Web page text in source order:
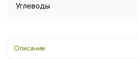
Углеводы
Описание